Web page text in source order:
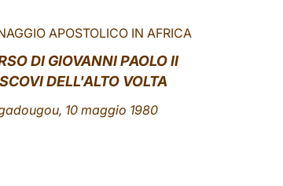
APOSTOLICO IN AFRICA
DI GIOVANNI PAOLO II
DELL'ALTO VOLTA
10 maggio 1980